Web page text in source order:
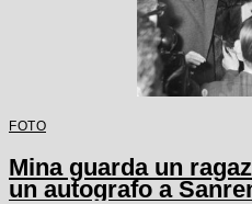
FOTO
Mina guarda un
un autografo a